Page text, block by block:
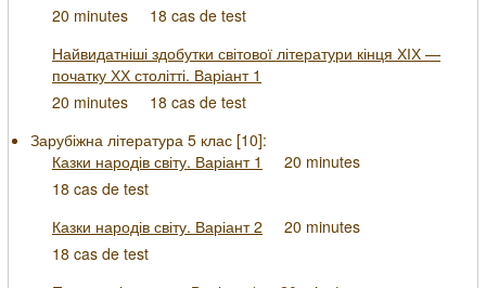
20 minutes
18 cas de test
Найвидатніші здобутки світової літератури кінця ХІХ —
початку ХХ столітті. Варіант 1
20 minutes
18 cas de test
Зарубіжна література 5 клас [10]:
Казки народів світу. Варіант 1
20 minutes
18 cas de test
Казки народів світу. Варіант 2
20 minutes
18 cas de test